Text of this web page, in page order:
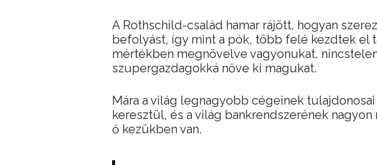
A Rothschild-család hamar rájött, hogyan
befolyást, így mint a pók, több felé kezdtek el
mértékben megnövelve vagyonukat,
szupergazdagokká nőve ki magukat.
Mára a világ legnagyobb cégeinek
keresztül, és a világ bankrendszerének nagyon
ő kezükben van.